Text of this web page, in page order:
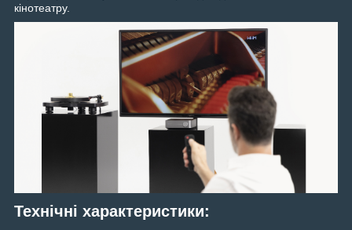
кінотеатру.
Технічні характеристики: